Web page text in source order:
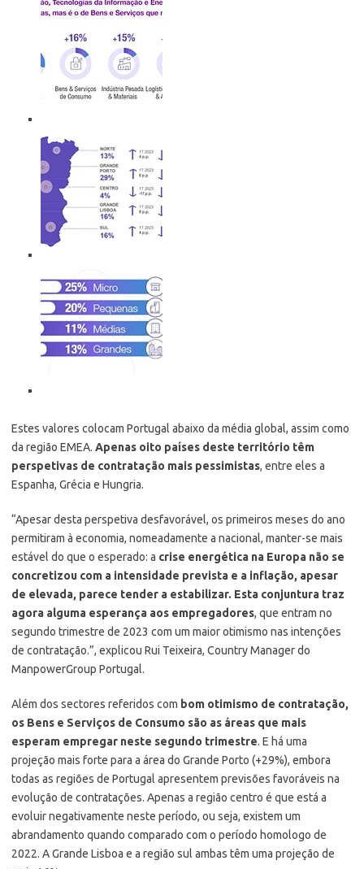
Estes valores colocam Portugal abaixo da média global, assim como
da região EMEA. Apenas oito países deste território têm
perspetivas de contratação mais pessimistas, entre eles a
Espanha, Grécia e Hungria.
“Apesar desta perspetiva desfavorável, os primeiros meses do ano
permitiram à economia, nomeadamente a nacional, manter-se mais
estável do que o esperado: a crise energética na Europa não se
concretizou com a intensidade prevista e a inflação, apesar
de elevada, parece tender a estabilizar. Esta conjuntura traz
agora alguma esperança aos empregadores, que entram no
segundo trimestre de 2023 com um maior otimismo nas intenções
de contratação.”, explicou Rui Teixeira, Country Manager do
ManpowerGroup Portugal.
Além dos sectores referidos com bom otimismo de contratação,
os Bens e Serviços de Consumo são as áreas que mais
esperam empregar neste segundo trimestre. E há uma
projeção mais forte para a área do Grande Porto (+29%), embora
todas as regiões de Portugal apresentem previsões favoráveis na
evolução de contratações. Apenas a região centro é que está a
evoluir negativamente neste período, ou seja, existem um
abrandamento quando comparado com o período homologo de
2022. A Grande Lisboa e a região sul ambas têm uma projeção de